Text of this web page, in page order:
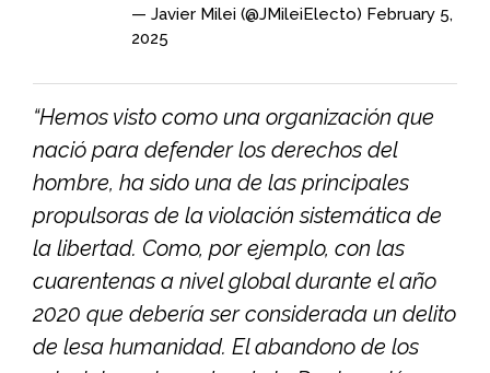
— Javier Milei (@JMileiElecto) February 5,
2025
“Hemos visto como una organización que
nació para defender los derechos del
hombre, ha sido una de las principales
propulsoras de la violación sistemática de
la libertad. Como, por ejemplo, con las
cuarentenas a nivel global durante el año
2020 que debería ser considerada un delito
de lesa humanidad. El abandono de los